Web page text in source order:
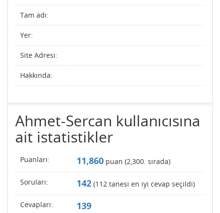
Tam adı:
Yer:
Site Adresi:
Hakkında:
Ahmet-Sercan kullanıcısına
ait istatistikler
Puanları: 11,860 puan (2,300. sırada)
Soruları: 142 (112 tanesi en iyi cevap seçildi)
Cevapları: 139